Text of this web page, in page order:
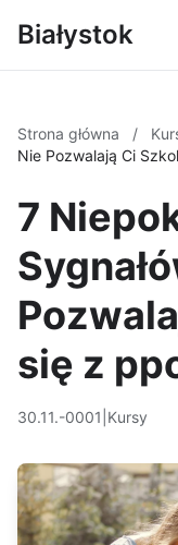
Białystok
Strona główna /
Nie Pozwalają Ci
7
się z
30.11.-0001 Kursy